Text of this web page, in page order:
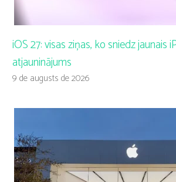
iOS 27: visas ziņas, ko sniedz jaunais
atjauninājums
9 de augusts de 2026